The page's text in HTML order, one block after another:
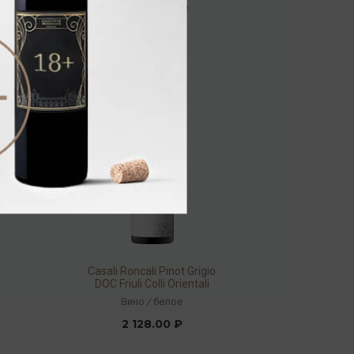
красное
Casali Roncali Pinot Grigio
DOC Friuli Colli Orientali
2023 13% 0,75л
Вино / белое
2 128.00 ₽